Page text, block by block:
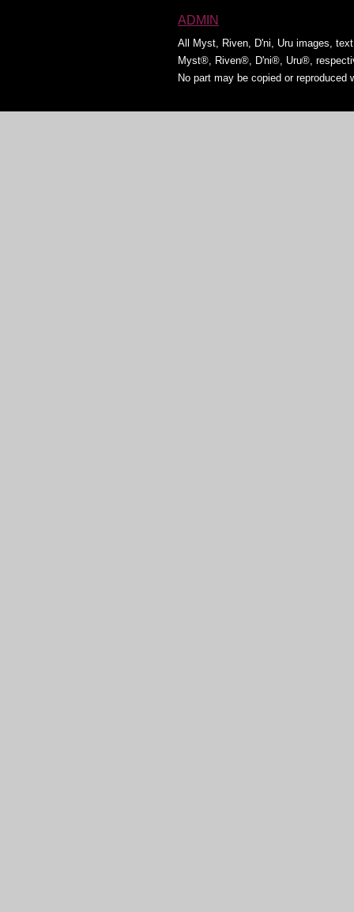
ADMIN
All Myst, Riven, D'ni, Uru images,
Myst®, Riven®, D'ni®, Uru®,
No part may be copied or